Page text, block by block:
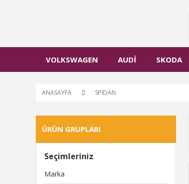
VOLKSWAGEN AUDİ SKODA
ANASAYFA SPİDAN
ÜRÜN GRUPLARI
Seçimleriniz
Marka